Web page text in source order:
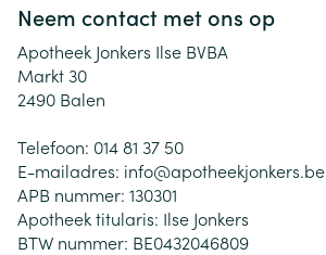
Neem contact met ons op
Apotheek Jonkers Ilse BVBA
Markt 30
2490 Balen
Telefoon: 014 81 37 50
E-mailadres: info@apotheekjonkers.be
APB nummer: 130301
Apotheek titularis: Ilse Jonkers
BTW nummer: BE0432046809